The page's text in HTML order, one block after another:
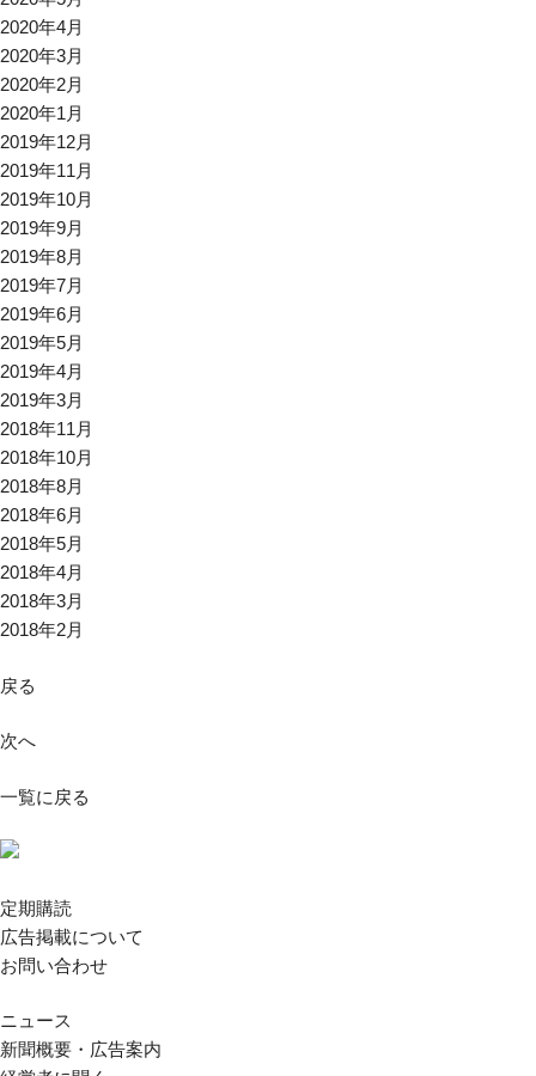
2020年4月
2020年3月
2020年2月
2020年1月
2019年12月
2019年11月
2019年10月
2019年9月
2019年8月
2019年7月
2019年6月
2019年5月
2019年4月
2019年3月
2018年11月
2018年10月
2018年8月
2018年6月
2018年5月
2018年4月
2018年3月
2018年2月
戻る
次へ
一覧に戻る
定期購読
広告掲載について
お問い合わせ
ニュース
新聞概要・広告案内